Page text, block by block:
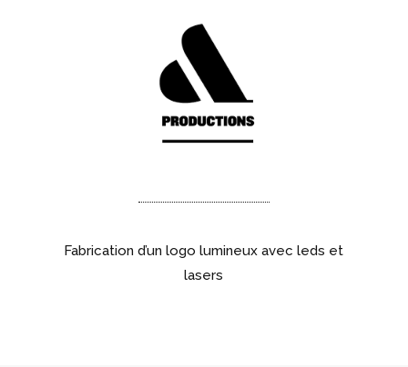
Fabrication d’un logo lumineux avec leds et
lasers